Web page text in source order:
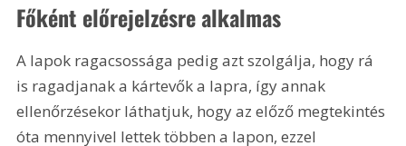
Főként előrejelzésre alkalmas
A lapok ragacsossága pedig azt szolgálja, hogy rá
is ragadjanak a kártevők a lapra, így annak
ellenőrzésekor láthatjuk, hogy az előző megtekintés
óta mennyivel lettek többen a lapon, ezzel